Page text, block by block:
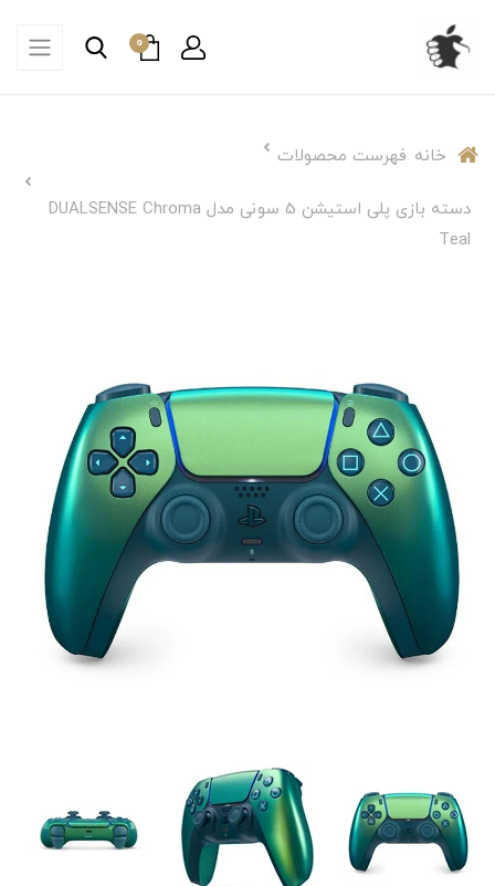
0
خانه فهرست محصولات
دسته بازی پلی استیشن 5 سونی مدل DUALSENSE Chroma
Teal